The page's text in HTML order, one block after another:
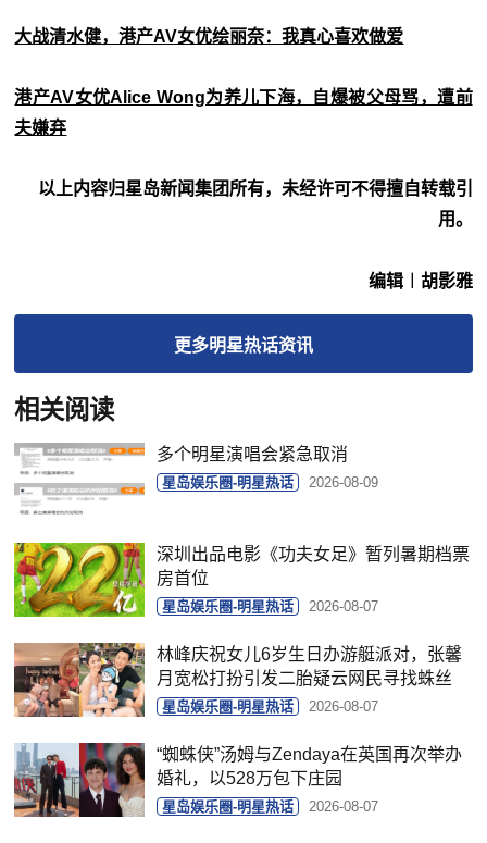
大战清水健，港产AV女优绘丽奈：我真心喜欢做爱
港产AV女优Alice Wong为养儿下海，自爆被父母骂，遭前
夫嫌弃
以上内容归星岛新闻集团所有，未经许可不得擅自转载引
用。
编辑︱胡影雅
更多明星热话资讯
相关阅读
多个明星演唱会紧急取消
星岛娱乐圈-明星热话 2026-08-09
深圳出品电影《功夫女足》暂列暑期档票
房首位
星岛娱乐圈-明星热话 2026-08-07
林峰庆祝女儿6岁生日办游艇派对，张馨
月宽松打扮引发二胎疑云网民寻找蛛丝
星岛娱乐圈-明星热话 2026-08-07
“蜘蛛侠”汤姆与Zendaya在英国再次举办
婚礼，以528万包下庄园
星岛娱乐圈-明星热话 2026-08-07